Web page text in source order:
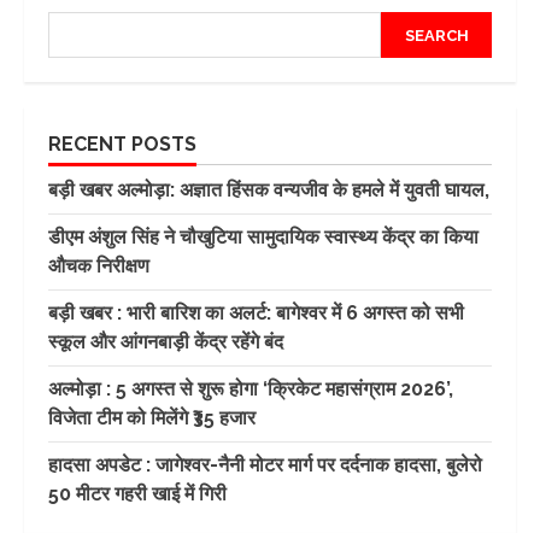
SEARCH
RECENT POSTS
बड़ी खबर अल्मोड़ा: अज्ञात हिंसक वन्यजीव के हमले में युवती घायल,
डीएम अंशुल सिंह ने चौखुटिया सामुदायिक स्वास्थ्य केंद्र का किया
औचक निरीक्षण
बड़ी खबर : भारी बारिश का अलर्ट: बागेश्वर में 6 अगस्त को सभी
स्कूल और आंगनबाड़ी केंद्र रहेंगे बंद
अल्मोड़ा : 5 अगस्त से शुरू होगा ‘क्रिकेट महासंग्राम 2026’,
विजेता टीम को मिलेंगे ₹35 हजार
हादसा अपडेट : जागेश्वर-नैनी मोटर मार्ग पर दर्दनाक हादसा, बुलेरो
50 मीटर गहरी खाई में गिरी